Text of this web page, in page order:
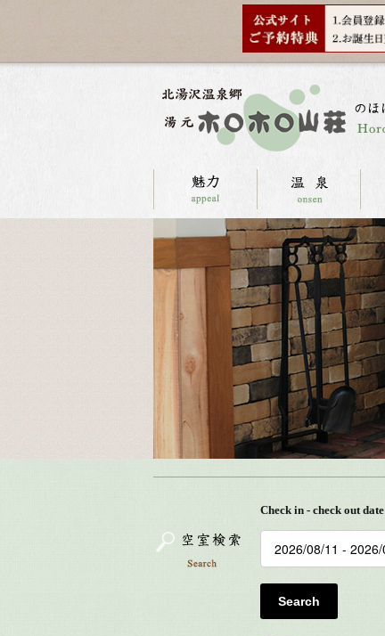
Check in - check out date
Search